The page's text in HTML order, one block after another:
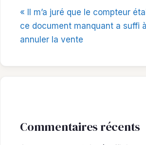
« Il m’a juré que le compteur
ce document manquant a suffi
annuler la vente
Commentaires récents